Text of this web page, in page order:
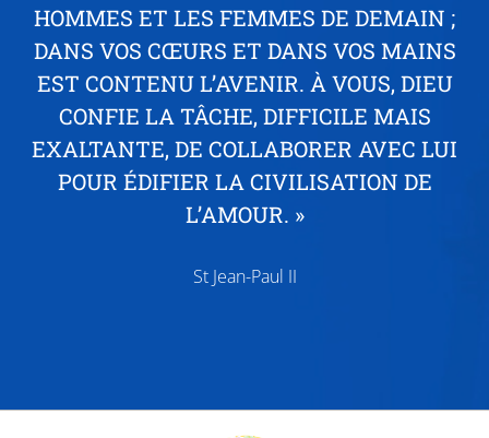
HOMMES ET LES FEMMES DE DEMAIN ;
DANS VOS CŒURS ET DANS VOS MAINS
EST CONTENU L’AVENIR. À VOUS, DIEU
CONFIE LA TÂCHE, DIFFICILE MAIS
EXALTANTE, DE COLLABORER AVEC LUI
POUR ÉDIFIER LA CIVILISATION DE
L’AMOUR. »
St Jean-Paul II